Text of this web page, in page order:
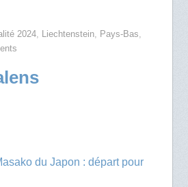
2024, Liechtenstein, Pays-Bas
du Japon : départ pour